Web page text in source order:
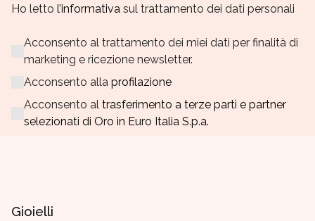
Ho letto l’informativa sul trattamento dei dati personali
Acconsento al trattamento dei miei dati per finalità di
marketing e ricezione newsletter.
Acconsento alla profilazione
Acconsento al trasferimento a terze parti e partner
selezionati di Oro in Euro Italia S.p.a.
Gioielli